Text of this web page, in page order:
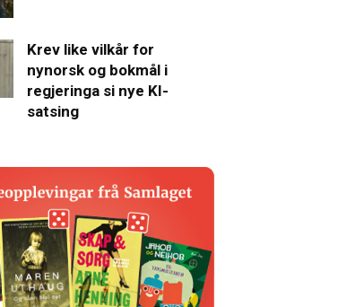
Krev like vilkår for
nynorsk og bokmål i
regjeringa si nye KI-
satsing